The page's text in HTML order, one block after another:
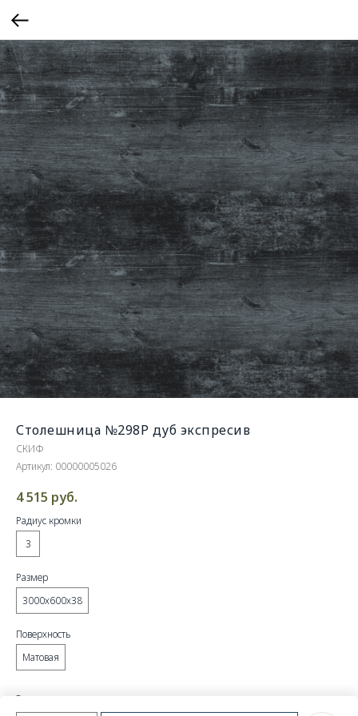
Столешница №298Р дуб экспресив
СКИФ
Артикул: 00000005026
4 515 руб.
Радиус кромки
3
Размер
3000х600х38
Поверхность
Матовая
Этот товар доступен только по